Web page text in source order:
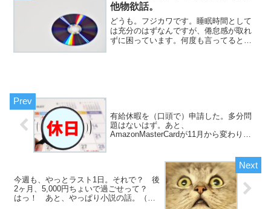
他物欲話。
どうも。フジカワです。睡眠時間として
は充分のはずなんですが、倦怠感が取れ
ずに困っています。何度も言ってるとお
有給休暇を（口頭で）申請した。多分問
題はないはず。あと、
AmazonMasterCardが11月から変わりま
今週も、やっとラスト1日。それで？ 後
2ヶ月、5,000円ちょいで過ごせって？
はっ！ あと、やっぱり小説の話。（日